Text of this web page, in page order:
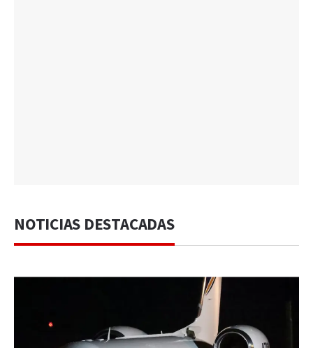
NOTICIAS DESTACADAS